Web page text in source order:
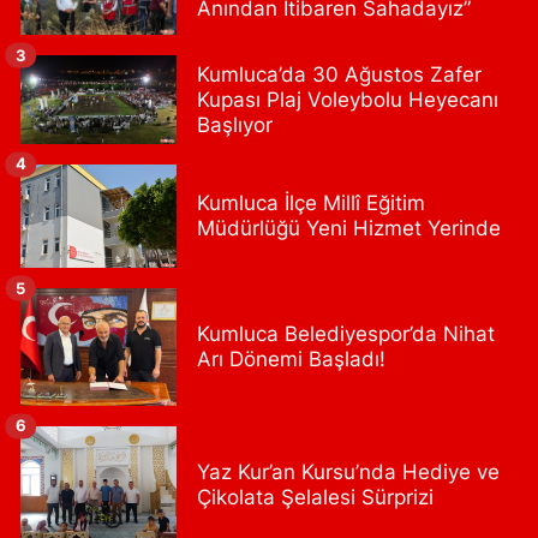
0 (212) 813 66 13
Papatya Eczanesi
Petroliş Mahallesi Nirengi Sokak No:11 A Hüseyin Araç Sağlık
Merkezi Yanı Yavuz Selim Orta Okul Karşısı
0 (216) 755 14 15
Osman Eczanesi
Osmanağa Mahallesi Kuşdili Caddesi No:55 A
0 (216) 784 30 99
Burcu Eczanesi
Veliefendi Mahallesi Çırpıcı Yolu B Sokak 1-B PİDEBANK AŞAĞISI
YAKAMOZ BÜFE KARŞISI
0 (212) 679 28 65 Yol Tarifi Al
Çengelköy Meydan Eczanesi
Anından İtibaren Sahadayız”
Kumluca’da 30 Ağustos Zafer
Kupası Plaj Voleybolu Heyecanı
Başlıyor
3
Kumluca İlçe Millî Eğitim
Müdürlüğü Yeni Hizmet Yerinde
4
Kumluca Belediyespor’da Nihat
Arı Dönemi Başladı!
5
Yaz Kur’an Kursu’nda Hediye ve
Çikolata Şelalesi Sürprizi
6